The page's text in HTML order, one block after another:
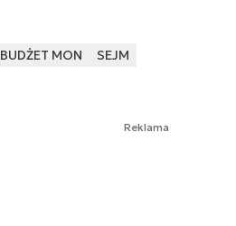
BUDŻET MON SEJM
Reklama